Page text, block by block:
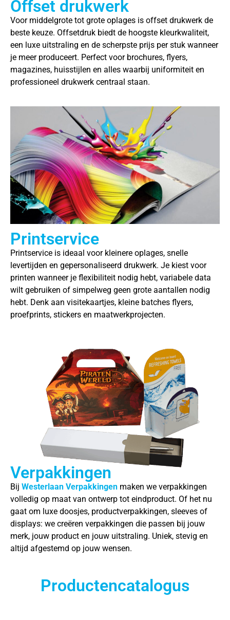
Offset drukwerk
Voor middelgrote tot grote oplages is offset drukwerk de
beste keuze. Offsetdruk biedt de hoogste kleurkwaliteit,
een luxe uitstraling en de scherpste prijs per stuk wanneer
je meer produceert. Perfect voor brochures, flyers,
magazines, huisstijlen en alles waarbij uniformiteit en
professioneel drukwerk centraal staan.
Printservice
Printservice is ideaal voor kleinere oplages, snelle
levertijden en gepersonaliseerd drukwerk. Je kiest voor
printen wanneer je flexibiliteit nodig hebt, variabele data
wilt gebruiken of simpelweg geen grote aantallen nodig
hebt. Denk aan visitekaartjes, kleine batches flyers,
proefprints, stickers en maatwerkprojecten.
Verpakkingen
Bij Westerlaan Verpakkingen maken we verpakkingen
volledig op maat van ontwerp tot eindproduct. Of het nu
gaat om luxe doosjes, productverpakkingen, sleeves of
displays: we creëren verpakkingen die passen bij jouw
merk, jouw product en jouw uitstraling. Uniek, stevig en
altijd afgestemd op jouw wensen.
Productencatalogus